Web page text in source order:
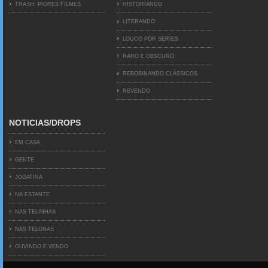
TRASH: PIORES FILMES HISTORIANDO
LITERANDO
LOUCO POR SERIES
RARO E OBSCURO
REBOBINANDO CLÁSSICOS
REVENDO
NOTICIAS/DROPS
EM CASA
GENTE
JOGATINA
NA ESTANTE
NAS TELINHAS
NAS TELONAS
OUVINDO E VENDO